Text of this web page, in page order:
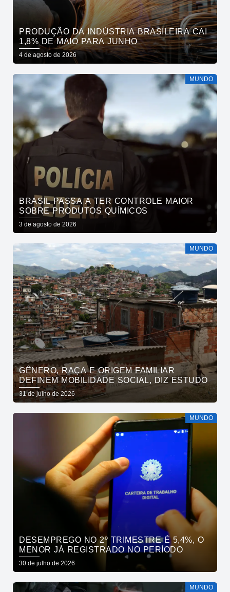
PRODUÇÃO DA INDÚSTRIA BRASILEIRA CAI
1,8% DE MAIO PARA JUNHO
4 de agosto de 2026
MUNDO
BRASIL PASSA A TER CONTROLE MAIOR
SOBRE PRODUTOS QUÍMICOS
3 de agosto de 2026
MUNDO
GÊNERO, RAÇA E ORIGEM FAMILIAR
DEFINEM MOBILIDADE SOCIAL, DIZ ESTUDO
31 de julho de 2026
MUNDO
DESEMPREGO NO 2º TRIMESTRE É 5,4%, O
MENOR JÁ REGISTRADO NO PERÍODO
30 de julho de 2026
MUNDO